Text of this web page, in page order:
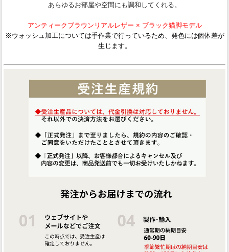
あらゆるお部屋や空間にも調和してくれる。
アンティークブラウンリアルレザー × ブラック猫脚モデル
※ウォッシュ加工については手作業で行っているため、発色には個体差が
生じます。